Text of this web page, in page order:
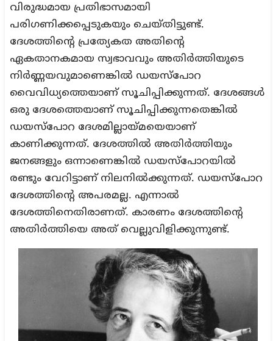
വിരുദ്ധമായ പ്രതിഭാസമായി
പരിഗണിക്കപ്പെടുകയും ചെയ്തിട്ടുണ്ട്.
ദേശത്തിന്റെ പ്രത്യേകത അതിന്റെ
ഏകതാനകമായ സ്വഭാവവും അതിര്‍ത്തിയുടെ
നിര്‍ണ്ണയവുമാണെങ്കില്‍ ഡയസ്‌പോറ
വൈവിധ്യത്തെയാണ് സൂചിപ്പിക്കുന്നത്. ദേശങ്ങള്‍
ഒരു ദേശത്തെയാണ് സൂചിപ്പിക്കുന്നതെങ്കില്‍
ഡയസ്‌പോറ ദേശമില്ലായ്മയെയാണ്
കാണിക്കുന്നത്. ദേശത്തില്‍ അതിര്‍ത്തിയും
ജനങ്ങളും ഒന്നാണെങ്കില്‍ ഡയസ്‌പോറയില്‍
രണ്ടും വേറിട്ടാണ് നിലനില്‍ക്കുന്നത്. ഡയസ്‌പോറ
ദേശത്തിന്റെ അപരമല്ല. എന്നാല്‍
ദേശത്തിനെതിരാണത്. കാരണം ദേശത്തിന്റെ
അതിര്‍ത്തിയെ അത് വെല്ലുവിളിക്കുന്നുണ്ട്.